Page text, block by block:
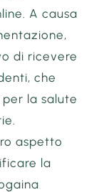
A causa
di ricevere
che
la salute
aspetto
la